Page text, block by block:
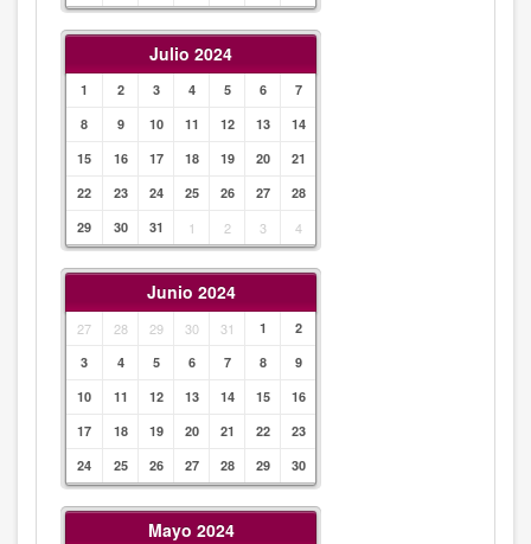
Julio 2024
1 2 3 4 5 6
7
8
9 10 11 12 13
14
15
16 17 18 19 20
21
22
23 24 25 26 27
28
29
30 31 1 2 3 4
Junio 2024
27 28 29 30 31 1
2
3
4 5 6 7 8
9
10
11 12 13 14 15
16
17
18 19 20 21 22
23
24
25 26 27 28 29 30
Mayo 2024